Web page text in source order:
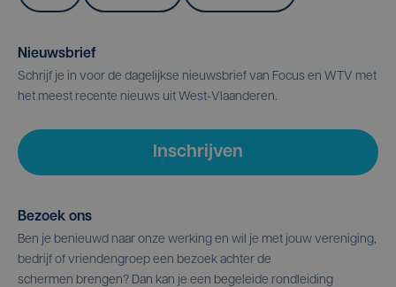
Nieuwsbrief
Schrijf je in voor de dagelijkse nieuwsbrief van Focus en WTV met
het meest recente nieuws uit West-Vlaanderen.
Inschrijven
Bezoek ons
Ben je benieuwd naar onze werking en wil je met jouw vereniging,
bedrijf of vriendengroep een bezoek achter de
schermen brengen? Dan kan je een begeleide rondleiding